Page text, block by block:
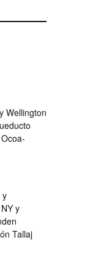
Wellington
y
y
Tallaj